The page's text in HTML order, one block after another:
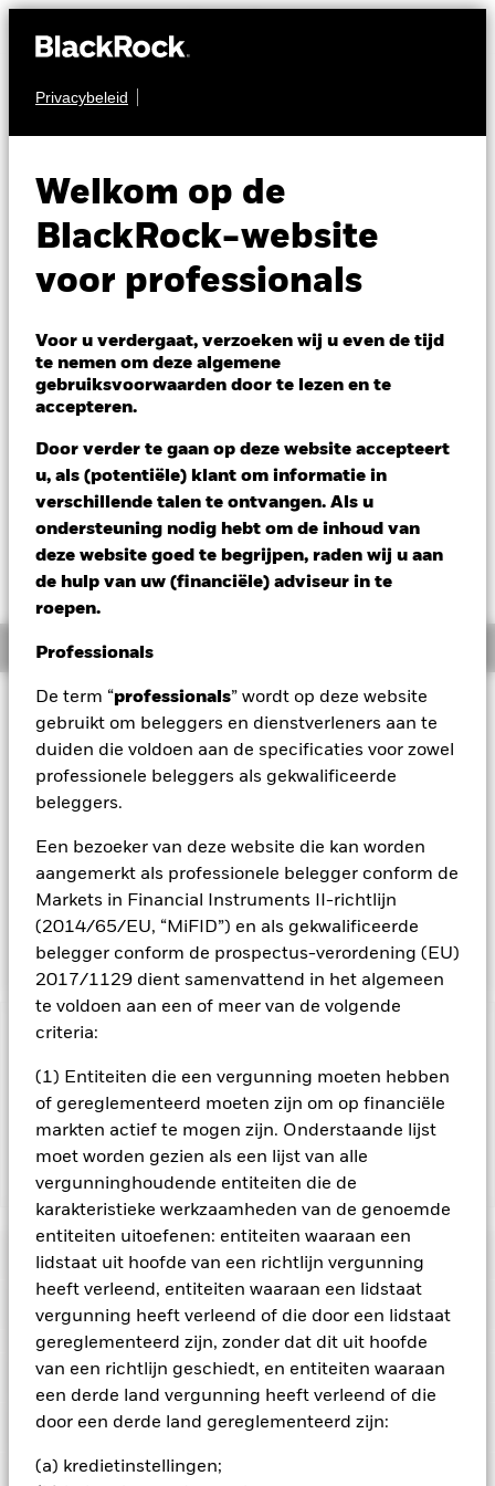
Privacybeleid
Welkom op de
BlackRock-website
voor professionals
Voor u verdergaat, verzoeken wij u even de tijd
te nemen om deze algemene
gebruiksvoorwaarden door te lezen en te
accepteren.
Door verder te gaan op deze website accepteert
u, als (potentiële) klant om informatie in
verschillende talen te ontvangen. Als u
ondersteuning nodig hebt om de inhoud van
deze website goed te begrijpen, raden wij u aan
de hulp van uw (financiële) adviseur in te
roepen.
Professionals
De term “professionals” wordt op deze website
gebruikt om beleggers en dienstverleners aan te
duiden die voldoen aan de specificaties voor zowel
professionele beleggers als gekwalificeerde
beleggers.
Een bezoeker van deze website die kan worden
aangemerkt als professionele belegger conform de
Markets in Financial Instruments II-richtlijn
(2014/65/EU, “MiFID”) en als gekwalificeerde
belegger conform de prospectus-verordening (EU)
2017/1129 dient samenvattend in het algemeen
te voldoen aan een of meer van de volgende
criteria:
(1) Entiteiten die een vergunning moeten hebben
of gereglementeerd moeten zijn om op financiële
markten actief te mogen zijn. Onderstaande lijst
moet worden gezien als een lijst van alle
vergunninghoudende entiteiten die de
karakteristieke werkzaamheden van de genoemde
entiteiten uitoefenen: entiteiten waaraan een
lidstaat uit hoofde van een richtlijn vergunning
heeft verleend, entiteiten waaraan een lidstaat
vergunning heeft verleend of die door een lidstaat
gereglementeerd zijn, zonder dat dit uit hoofde
van een richtlijn geschiedt, en entiteiten waaraan
een derde land vergunning heeft verleend of die
door een derde land gereglementeerd zijn:
(a) kredietinstellingen;
AANDELEN
Fund (IE)
NAV per 06/aug/2026
USD 33,46
Verandering NAV 1 dag per 06/aug/2026
USD -0,16 (-0,48%)
Morningstar Rating
Overzicht
Beleggingsdoel
inkomsten uit de activa van het Fonds naar een rendement
op uw belegging, dat het rendement van de aandelenmarkt
in Japan weerspiegelt. Het Fonds belegt in
gereglementeerde markten in Japan genoteerd staan en
worden verhandeld. Het rendement van het Fonds zal
worden vergeleken met het rendement behaald via een index
die aanvankelijk de MSCI Japan Index (met
nettodividenden), de referentie-index van het Fonds, zal zijn.
BELANGRIJKE GEGEVENS: Kapitaalrisico.
zijn niet gegarandeerd. Beleggers verliezen mogelijk hun
oorspronkelijke inleg.
iShares Japan Index Fund (IE)
Risicometer
Performance
Grafiek
Volledige grafiek bekijken
Rendement
sectoren, landen, valuta's of bedrijven. Dit betekent dat het
Fonds gevoeliger is voor lokale economische, markt-,
kan worden beïnvloed door dagelijkse schommelingen op de
Kerngegevens
per 06/aug/2026
Portefeuille kenmerken
Ratings